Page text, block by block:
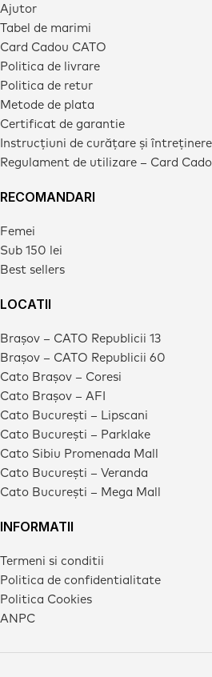
Ajutor
Tabel de marimi
Card Cadou CATO
Politica de livrare
Politica de retur
Metode de plata
Certificat de garantie
Instrucțiuni de curățare și întreținere
Regulament de utilizare – Card
RECOMANDARI
Femei
Sub 150 lei
Best sellers
LOCATII
Brașov – CATO Republicii 13
Brașov – CATO Republicii 60
Cato Brașov – Coresi
Cato Brașov – AFI
Cato București – Lipscani
Cato București – Parklake
Cato Sibiu Promenada Mall
Cato București – Veranda
Cato București – Mega Mall
INFORMATII
Termeni si conditii
Politica de confidentialitate
Politica Cookies
ANPC